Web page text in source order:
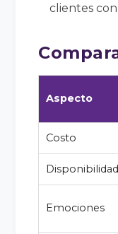
clientes
Aspecto
Costo
Disponibilidad
Emociones